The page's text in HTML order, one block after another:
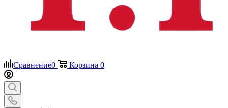
Сравнение0 Корзина 0